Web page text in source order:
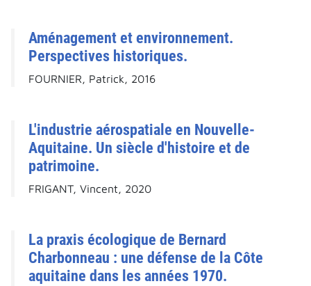
Aménagement et environnement.
Perspectives historiques.
FOURNIER, Patrick, 2016
L'industrie aérospatiale en Nouvelle-
Aquitaine. Un siècle d'histoire et de
patrimoine.
FRIGANT, Vincent, 2020
La praxis écologique de Bernard
Charbonneau : une défense de la Côte
aquitaine dans les années 1970.